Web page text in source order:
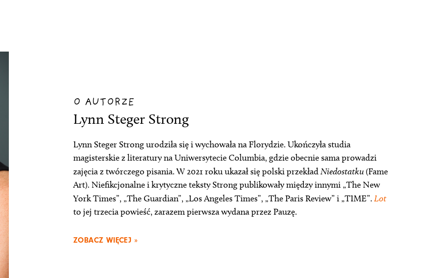
O AUTORZE
Lynn Steger Strong
Lynn Steger Strong urodziła się i wychowała na Florydzie. Ukończyła studia
magisterskie z literatury na Uniwersytecie Columbia, gdzie obecnie sama prowadzi
zajęcia z twórczego pisania. W 2021 roku ukazał się polski przekładNiedostatku(Fame
Art). Niefikcjonalne i krytyczne teksty Strong publikowały między innymi „The New
York Times”, „The Guardian”, „Los Angeles Times”, „The Paris Review” i „TIME”. Lot
to jej trzecia powieść, zarazem pierwsza wydana przez Pauzę.
ZOBACZ WIĘCEJ »